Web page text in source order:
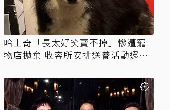
哈士奇「長太好笑賣不掉」慘遭寵
物店拋棄 收容所安排送養活動還是